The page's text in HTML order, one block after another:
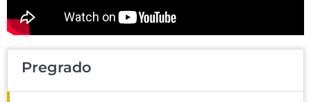
Pregrado